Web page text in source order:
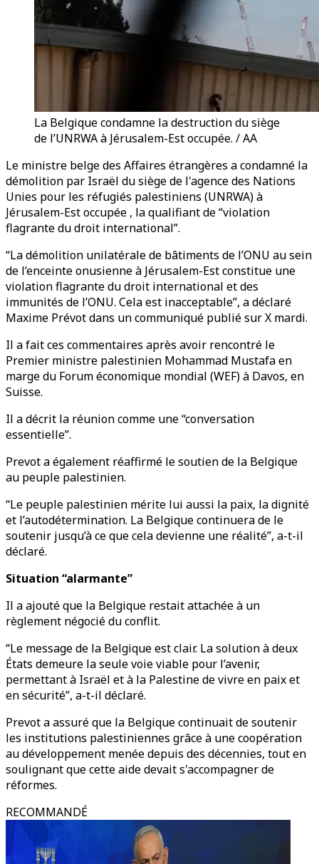
La Belgique condamne la destruction du siège
de l’UNRWA à Jérusalem-Est occupée. / AA
Le ministre belge des Affaires étrangères a condamné la
démolition par Israël du siège de l'agence des Nations
Unies pour les réfugiés palestiniens (UNRWA) à
Jérusalem-Est occupée , la qualifiant de “violation
flagrante du droit international”.
“La démolition unilatérale de bâtiments de l’ONU au sein
de l’enceinte onusienne à Jérusalem-Est constitue une
violation flagrante du droit international et des
immunités de l’ONU. Cela est inacceptable”, a déclaré
Maxime Prévot dans un communiqué publié sur X mardi.
Il a fait ces commentaires après avoir rencontré le
Premier ministre palestinien Mohammad Mustafa en
marge du Forum économique mondial (WEF) à Davos, en
Suisse.
Il a décrit la réunion comme une “conversation
essentielle”.
Prevot a également réaffirmé le soutien de la Belgique
au peuple palestinien.
“Le peuple palestinien mérite lui aussi la paix, la dignité
et l’autodétermination. La Belgique continuera de le
soutenir jusqu’à ce que cela devienne une réalité”, a-t-il
déclaré.
Situation “alarmante”
Il a ajouté que la Belgique restait attachée à un
règlement négocié du conflit.
“Le message de la Belgique est clair. La solution à deux
États demeure la seule voie viable pour l’avenir,
permettant à Israël et à la Palestine de vivre en paix et
en sécurité”, a-t-il déclaré.
Prevot a assuré que la Belgique continuait de soutenir
les institutions palestiniennes grâce à une coopération
au développement menée depuis des décennies, tout en
soulignant que cette aide devait s'accompagner de
réformes.
RECOMMANDÉ